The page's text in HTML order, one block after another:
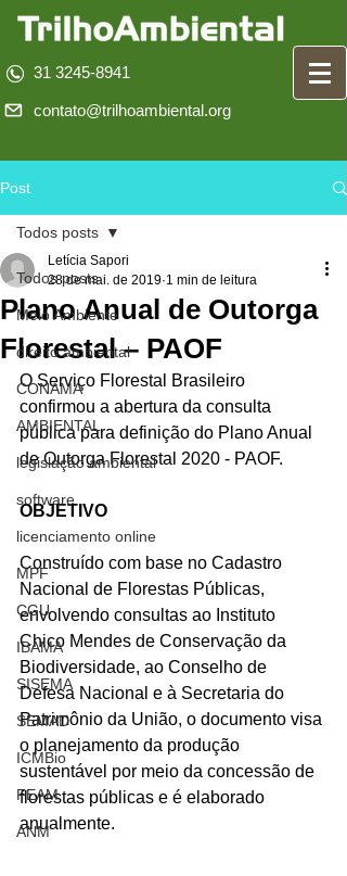
31 3245-8941
contato@trilhoambiental.org
Post
Todos posts
Meio Ambiente
direito ambiental
CONAMA
AMBIENTAL
legislação ambiental
software
licenciamento online
MPF
CGU
IBAMA
SISEMA
SEMAD
ICMBio
FEAM
ANM
Todos posts
Plano Anual de Outorga
Florestal – PAOF
Letícia Sapori
28 de mai. de 2019 1 min de leitura
O Serviço Florestal Brasileiro
confirmou a abertura da consulta
pública para definição do Plano Anual
de Outorga Florestal 2020 - PAOF.
OBJETIVO
Construído com base no Cadastro
Nacional de Florestas Públicas,
envolvendo consultas ao Instituto
Chico Mendes de Conservação da
Biodiversidade, ao Conselho de
Defesa Nacional e à Secretaria do
Patrimônio da União, o documento visa
o planejamento da produção
sustentável por meio da concessão de
florestas públicas e é elaborado
anualmente.